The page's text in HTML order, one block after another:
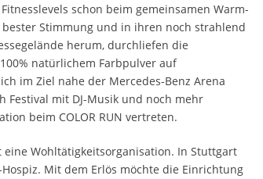
schon beim gemeinsamen Warm-
Stimmung und in ihren noch strahlend
herum, durchliefen die
natürlichem Farbpulver auf
im Ziel nahe der Mercedes-Benz Arena
mit DJ-Musik und noch mehr
beim COLOR RUN vertreten.
Wohltätigkeitsorganisation. In Stuttgart
Mit dem Erlös möchte die Einrichtung